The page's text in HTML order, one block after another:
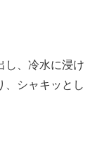
し、冷水に浸け
、シャキッとし